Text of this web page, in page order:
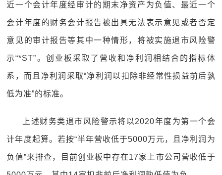
近一个会计年度经审计的期末净资产为负值、最近一个
会计年度的财务会计报告被出具无法表示意见或者否定
意见的审计报告等其中一种情形，将被实施退市风险警
示“*ST”。创业板采取了营收和净利润相结合的指标体
系，而且净利润采取“净利润以扣除非经常性损益前后孰
低为准”的标准。
上述财务类退市风险警示将以2020年度为第一个会
计年度起算。若按“半年营收低于5000万元，且净利润为
负值”来排查，目前创业板中存在17家上市公司营收低于